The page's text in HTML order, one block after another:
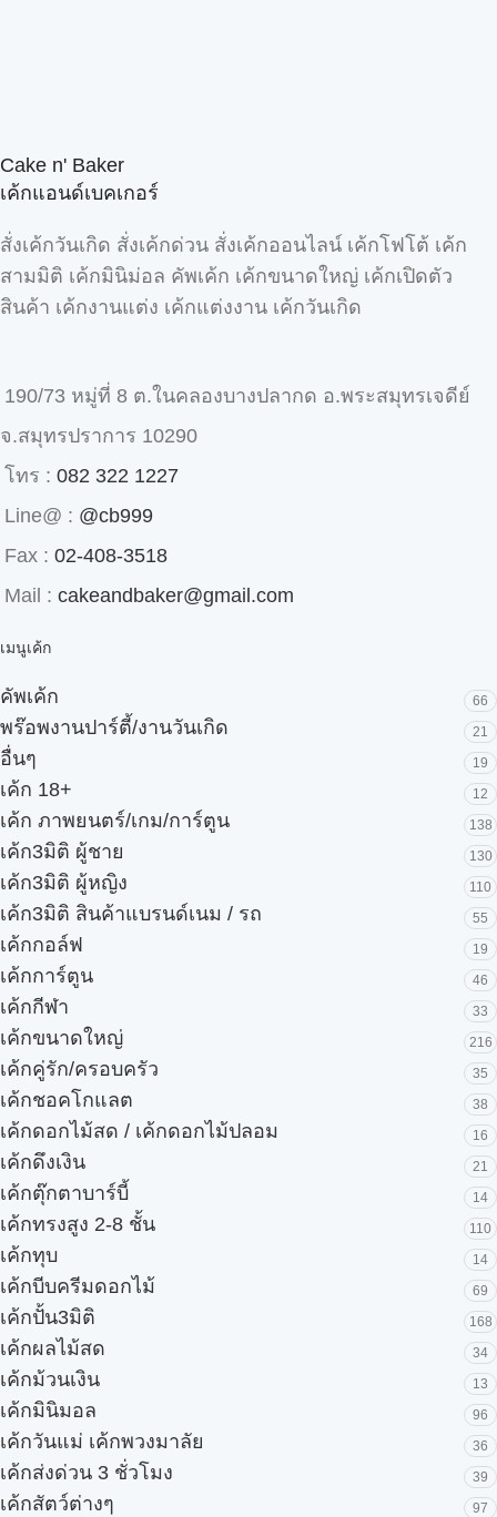
Cake n' Baker
เค้กแอนด์เบคเกอร์
สั่งเค้กวันเกิด สั่งเค้กด่วน สั่งเค้กออนไลน์ เค้กโฟโต้ เค้ก
สามมิติ เค้กมินิม่อล คัพเค้ก เค้กขนาดใหญ่ เค้กเปิดตัว
สินค้า เค้กงานแต่ง เค้กแต่งงาน เค้กวันเกิด
190/73 หมู่ที่ 8 ต.ในคลองบางปลากด อ.พระสมุทรเจดีย์
จ.สมุทรปราการ 10290
โทร : 082 322 1227
Line@ : @cb999
Fax : 02-408-3518
Mail : cakeandbaker@gmail.com
เมนูเค้ก
คัพเค้ก 66
พร๊อพงานปาร์ตี้/งานวันเกิด 21
อื่นๆ 19
เค้ก 18+ 12
เค้ก ภาพยนตร์/เกม/การ์ตูน 138
เค้ก3มิติ ผู้ชาย 130
เค้ก3มิติ ผู้หญิง 110
เค้ก3มิติ สินค้าแบรนด์เนม / รถ 55
เค้กกอล์ฟ 19
เค้กการ์ตูน 46
เค้กกีฬา 33
เค้กขนาดใหญ่ 216
เค้กคู่รัก/ครอบครัว 35
เค้กชอคโกแลต 38
เค้กดอกไม้สด / เค้กดอกไม้ปลอม 16
เค้กดึงเงิน 21
เค้กตุ๊กตาบาร์บี้ 14
เค้กทรงสูง 2-8 ชั้น 110
เค้กทุบ 14
เค้กบีบครีมดอกไม้ 69
เค้กปั้น3มิติ 168
เค้กผลไม้สด 34
เค้กม้วนเงิน 13
เค้กมินิมอล 96
เค้กวันแม่ เค้กพวงมาลัย 36
เค้กส่งด่วน 3 ชั่วโมง 39
เค้กสัตว์ต่างๆ 97